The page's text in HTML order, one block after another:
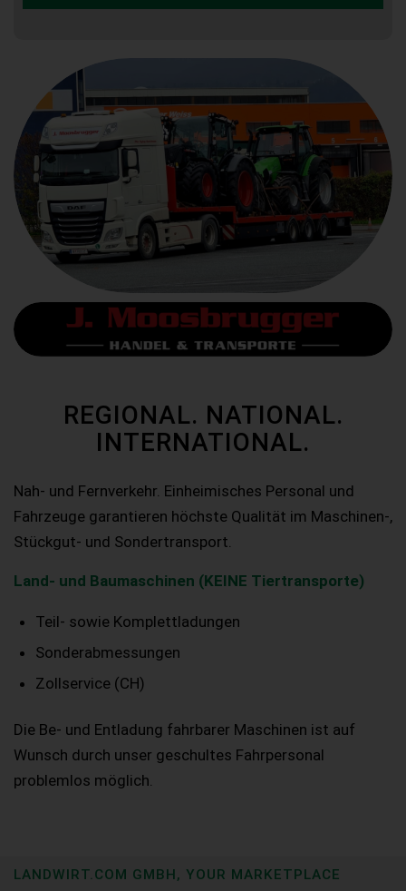
REGIONAL. NATIONAL.
INTERNATIONAL.
Nah- und Fernverkehr. Einheimisches Personal und
Fahrzeuge garantieren höchste Qualität im Maschinen-,
Stückgut- und Sondertransport.
Land- und Baumaschinen (KEINE Tiertransporte)
Teil- sowie Komplettladungen
Sonderabmessungen
Zollservice (CH)
Die Be- und Entladung fahrbarer Maschinen ist auf
Wunsch durch unser geschultes Fahrpersonal
problemlos möglich.
LANDWIRT.COM GMBH, YOUR MARKETPLACE